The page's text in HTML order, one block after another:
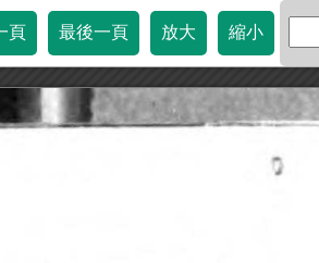
頁 最後一頁 放大 縮小